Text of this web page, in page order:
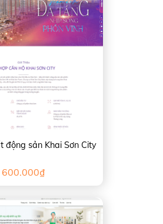
động sản Khai Sơn City
600.000₫